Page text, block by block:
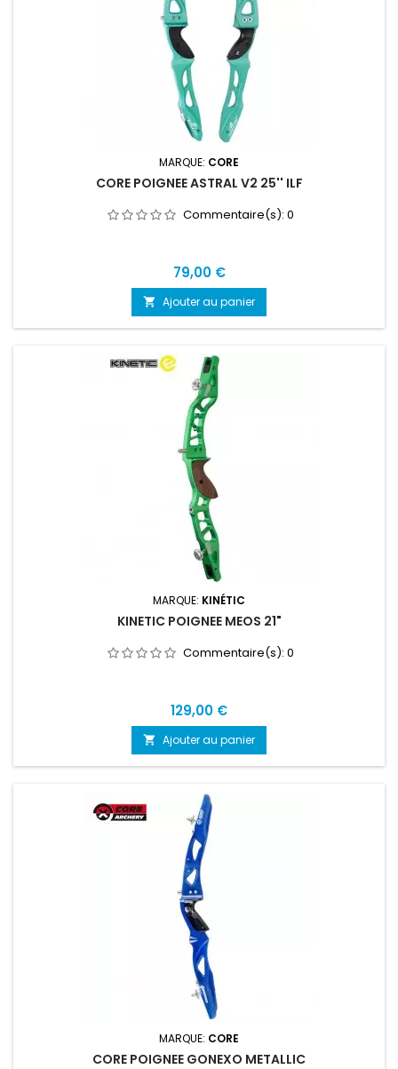
MARQUE: CORE
CORE POIGNEE ASTRAL V2 25'' ILF
Commentaire(s): 0
Prix
79,00 €
 Ajouter au panier
MARQUE: KINÉTIC
KINETIC POIGNEE MEOS 21"
Commentaire(s): 0
Prix
129,00 €
 Ajouter au panier
MARQUE: CORE
CORE POIGNEE GONEXO METALLIC